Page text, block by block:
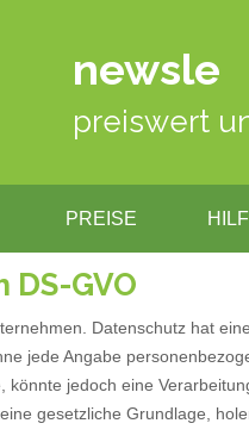
newsle
preiswert
PREISE
GVO
Datenschutz hat
jede Angabe
jedoch eine
gesetzliche Grundlage,